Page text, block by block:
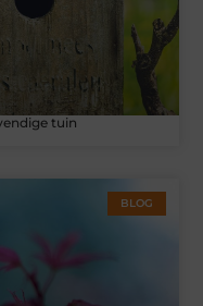
tuin
BLOG